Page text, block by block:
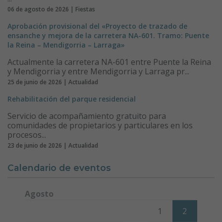
06 de agosto de 2026 | Fiestas
Aprobación provisional del «Proyecto de trazado de
ensanche y mejora de la carretera NA-601. Tramo: Puente
la Reina – Mendigorria – Larraga»
Actualmente la carretera NA-601 entre Puente la Reina
y Mendigorria y entre Mendigorria y Larraga pr...
25 de junio de 2026 | Actualidad
Rehabilitación del parque residencial
Servicio de acompañamiento gratuito para
comunidades de propietarios y particulares en los
procesos...
23 de junio de 2026 | Actualidad
Calendario de eventos
Agosto
Viernes Sábado
1 2